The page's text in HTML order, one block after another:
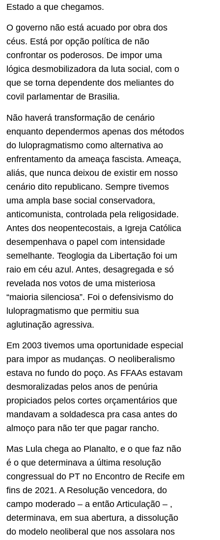
Estado a que chegamos.
O governo não está acuado por obra dos
céus. Está por opção política de não
confrontar os poderosos. De impor uma
lógica desmobilizadora da luta social, com o
que se torna dependente dos meliantes do
covil parlamentar de Brasilia.
Não haverá transformação de cenário
enquanto dependermos apenas dos métodos
do lulopragmatismo como alternativa ao
enfrentamento da ameaça fascista. Ameaça,
aliás, que nunca deixou de existir em nosso
cenário dito republicano. Sempre tivemos
uma ampla base social conservadora,
anticomunista, controlada pela religosidade.
Antes dos neopentecostais, a Igreja Católica
desempenhava o papel com intensidade
semelhante. Teoglogia da Libertação foi um
raio em céu azul. Antes, desagregada e só
revelada nos votos de uma misteriosa
“maioria silenciosa”. Foi o defensivismo do
lulopragmatismo que permitiu sua
aglutinação agressiva.
Em 2003 tivemos uma oportunidade especial
para impor as mudanças. O neoliberalismo
estava no fundo do poço. As FFAAs estavam
desmoralizadas pelos anos de penúria
propiciados pelos cortes orçamentários que
mandavam a soldadesca pra casa antes do
almoço para não ter que pagar rancho.
Mas Lula chega ao Planalto, e o que faz não
é o que determinava a última resolução
congressual do PT no Encontro de Recife em
fins de 2021. A Resolução vencedora, do
campo moderado – a então Articulaçã0 – ,
determinava, em sua abertura, a dissolução
do modelo neoliberal que nos assolara nos